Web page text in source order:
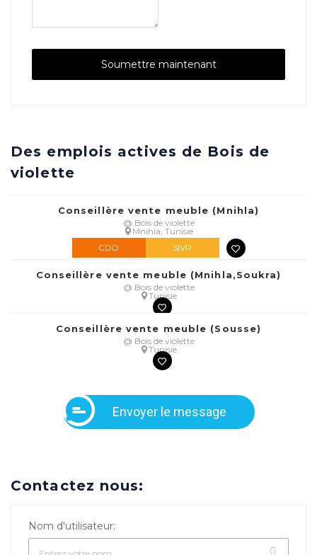
Des emplois actives de Bois de
violette
Conseillère vente meuble (Mnihla)
@ Bois de violette
Mnihla, Tunisie
CDD
SIVP
Conseillère vente meuble (Mnihla,Soukra)
@ Bois de violette
Tunisie
Conseillère vente meuble (Sousse)
@ Bois de violette
Tunisie
Envoyer le message
Contactez nous:
Nom d'utilisateur: